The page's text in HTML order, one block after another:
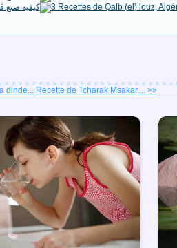
dinde... Recette de Tcharak Msakar,... >>